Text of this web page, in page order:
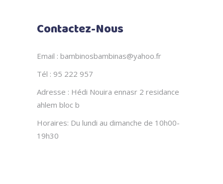
Contactez-Nous
Email : bambinosbambinas@yahoo.fr
Tél : 95 222 957
Adresse : Hédi Nouira ennasr 2 residance
ahlem bloc b
Horaires: Du lundi au dimanche de 10h00-
19h30